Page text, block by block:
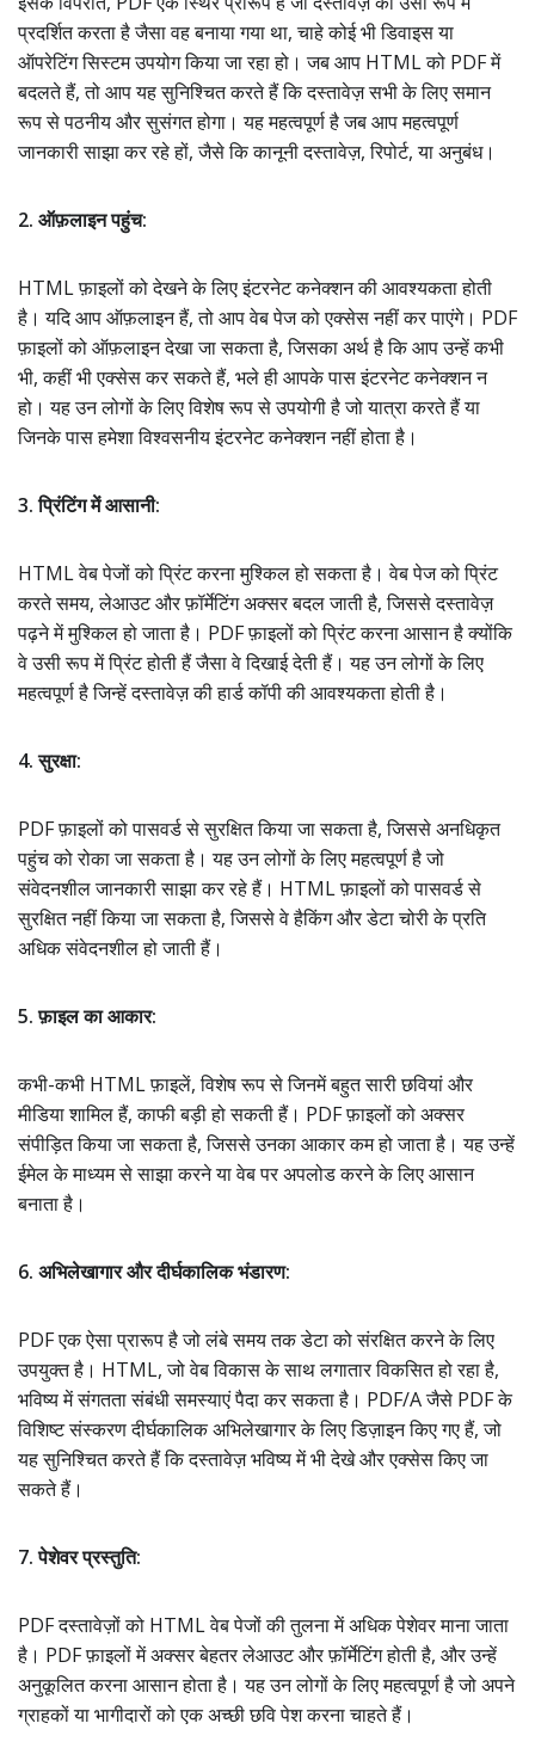
प्रदर्शित करता है जैसा वह बनाया गया था, चाहे कोई भी डिवाइस या
ऑपरेटिंग सिस्टम उपयोग किया जा रहा हो। जब आप HTML को PDF में
बदलते हैं, तो आप यह सुनिश्चित करते हैं कि दस्तावेज़ सभी के लिए समान
रूप से पठनीय और सुसंगत होगा। यह महत्वपूर्ण है जब आप महत्वपूर्ण
जानकारी साझा कर रहे हों, जैसे कि कानूनी दस्तावेज़, रिपोर्ट, या अनुबंध।
2. ऑफ़लाइन पहुंच:
HTML फ़ाइलों को देखने के लिए इंटरनेट कनेक्शन की आवश्यकता होती
है। यदि आप ऑफ़लाइन हैं, तो आप वेब पेज को एक्सेस नहीं कर पाएंगे। PDF
फ़ाइलों को ऑफ़लाइन देखा जा सकता है, जिसका अर्थ है कि आप उन्हें कभी
भी, कहीं भी एक्सेस कर सकते हैं, भले ही आपके पास इंटरनेट कनेक्शन न
हो। यह उन लोगों के लिए विशेष रूप से उपयोगी है जो यात्रा करते हैं या
जिनके पास हमेशा विश्वसनीय इंटरनेट कनेक्शन नहीं होता है।
3. प्रिंटिंग में आसानी:
HTML वेब पेजों को प्रिंट करना मुश्किल हो सकता है। वेब पेज को प्रिंट
करते समय, लेआउट और फ़ॉर्मेटिंग अक्सर बदल जाती है, जिससे दस्तावेज़
पढ़ने में मुश्किल हो जाता है। PDF फ़ाइलों को प्रिंट करना आसान है क्योंकि
वे उसी रूप में प्रिंट होती हैं जैसा वे दिखाई देती हैं। यह उन लोगों के लिए
महत्वपूर्ण है जिन्हें दस्तावेज़ की हार्ड कॉपी की आवश्यकता होती है।
4. सुरक्षा:
PDF फ़ाइलों को पासवर्ड से सुरक्षित किया जा सकता है, जिससे अनधिकृत
पहुंच को रोका जा सकता है। यह उन लोगों के लिए महत्वपूर्ण है जो
संवेदनशील जानकारी साझा कर रहे हैं। HTML फ़ाइलों को पासवर्ड से
सुरक्षित नहीं किया जा सकता है, जिससे वे हैकिंग और डेटा चोरी के प्रति
अधिक संवेदनशील हो जाती हैं।
5. फ़ाइल का आकार:
कभी-कभी HTML फ़ाइलें, विशेष रूप से जिनमें बहुत सारी छवियां और
मीडिया शामिल हैं, काफी बड़ी हो सकती हैं। PDF फ़ाइलों को अक्सर
संपीड़ित किया जा सकता है, जिससे उनका आकार कम हो जाता है। यह उन्हें
ईमेल के माध्यम से साझा करने या वेब पर अपलोड करने के लिए आसान
बनाता है।
6. अभिलेखागार और दीर्घकालिक भंडारण:
PDF एक ऐसा प्रारूप है जो लंबे समय तक डेटा को संरक्षित करने के लिए
उपयुक्त है। HTML, जो वेब विकास के साथ लगातार विकसित हो रहा है,
भविष्य में संगतता संबंधी समस्याएं पैदा कर सकता है। PDF/A जैसे PDF के
विशिष्ट संस्करण दीर्घकालिक अभिलेखागार के लिए डिज़ाइन किए गए हैं, जो
यह सुनिश्चित करते हैं कि दस्तावेज़ भविष्य में भी देखे और एक्सेस किए जा
सकते हैं।
7. पेशेवर प्रस्तुति:
PDF दस्तावेज़ों को HTML वेब पेजों की तुलना में अधिक पेशेवर माना जाता
है। PDF फ़ाइलों में अक्सर बेहतर लेआउट और फ़ॉर्मेटिंग होती है, और उन्हें
अनुकूलित करना आसान होता है। यह उन लोगों के लिए महत्वपूर्ण है जो अपने
ग्राहकों या भागीदारों को एक अच्छी छवि पेश करना चाहते हैं।